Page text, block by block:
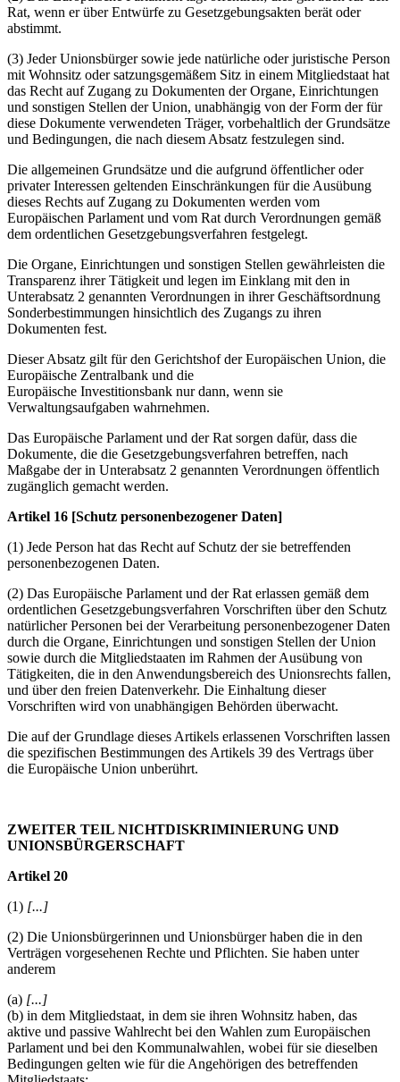
Rat, wenn er über Entwürfe zu Gesetzgebungsakten berät oder
abstimmt.
(3) Jeder Unionsbürger sowie jede natürliche oder juristische Person
mit Wohnsitz oder satzungsgemäßem Sitz in einem Mitgliedstaat hat
das Recht auf Zugang zu Dokumenten der Organe, Einrichtungen
und sonstigen Stellen der Union, unabhängig von der Form der für
diese Dokumente verwendeten Träger, vorbehaltlich der Grundsätze
und Bedingungen, die nach diesem Absatz festzulegen sind.
Die allgemeinen Grundsätze und die aufgrund öffentlicher oder
privater Interessen geltenden Einschränkungen für die Ausübung
dieses Rechts auf Zugang zu Dokumenten werden vom
Europäischen Parlament und vom Rat durch Verordnungen gemäß
dem ordentlichen Gesetzgebungsverfahren festgelegt.
Die Organe, Einrichtungen und sonstigen Stellen gewährleisten die
Transparenz ihrer Tätigkeit und legen im Einklang mit den in
Unterabsatz 2 genannten Verordnungen in ihrer Geschäftsordnung
Sonderbestimmungen hinsichtlich des Zugangs zu ihren
Dokumenten fest.
Dieser Absatz gilt für den Gerichtshof der Europäischen Union, die
Europäische Zentralbank und die
Europäische Investitionsbank nur dann, wenn sie
Verwaltungsaufgaben wahrnehmen.
Das Europäische Parlament und der Rat sorgen dafür, dass die
Dokumente, die die Gesetzgebungsverfahren betreffen, nach
Maßgabe der in Unterabsatz 2 genannten Verordnungen öffentlich
zugänglich gemacht werden.
Artikel 16 [Schutz personenbezogener Daten]
(1) Jede Person hat das Recht auf Schutz der sie betreffenden
personenbezogenen Daten.
(2) Das Europäische Parlament und der Rat erlassen gemäß dem
ordentlichen Gesetzgebungsverfahren Vorschriften über den Schutz
natürlicher Personen bei der Verarbeitung personenbezogener Daten
durch die Organe, Einrichtungen und sonstigen Stellen der Union
sowie durch die Mitgliedstaaten im Rahmen der Ausübung von
Tätigkeiten, die in den Anwendungsbereich des Unionsrechts fallen,
und über den freien Datenverkehr. Die Einhaltung dieser
Vorschriften wird von unabhängigen Behörden überwacht.
Die auf der Grundlage dieses Artikels erlassenen Vorschriften lassen
die spezifischen Bestimmungen des Artikels 39 des Vertrags über
die Europäische Union unberührt.
ZWEITER TEIL NICHTDISKRIMINIERUNG UND
UNIONSBÜRGERSCHAFT
Artikel 20
(1) [...]
(2) Die Unionsbürgerinnen und Unionsbürger haben die in den
Verträgen vorgesehenen Rechte und Pflichten. Sie haben unter
anderem
(a) [...]
(b) in dem Mitgliedstaat, in dem sie ihren Wohnsitz haben, das
aktive und passive Wahlrecht bei den Wahlen zum Europäischen
Parlament und bei den Kommunalwahlen, wobei für sie dieselben
Bedingungen gelten wie für die Angehörigen des betreffenden